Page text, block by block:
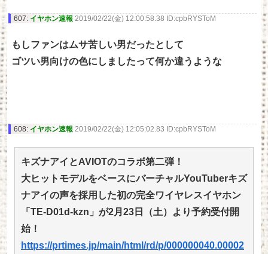
607: イヤホン速報 2019/02/22(金) 12:00:58.38 ID:cpbRYSToM
もしファンはムサ苦しい男だったとして
ゴツい男向けの色にしましたって何か違うような
608: イヤホン速報 2019/02/22(金) 12:05:02.83 ID:cpbRYSToM
キズナアイとAVIOTのコラボ第二弾！
大ヒットモデルをベースにバーチャルYouTuberキズ
ナアイの声を採用した初の完全ワイヤレスイヤホン
「TE-D01d-kzn」が2月23日（土）より予約受付開
始！
https://prtimes.jp/main/html/rd/p/000000040.00002